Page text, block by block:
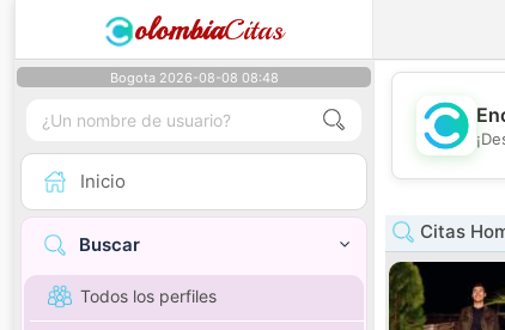
olombiaCitas
Bogota 2026-08-08 08:48
Inicio
Buscar
Todos los perfiles
Citas